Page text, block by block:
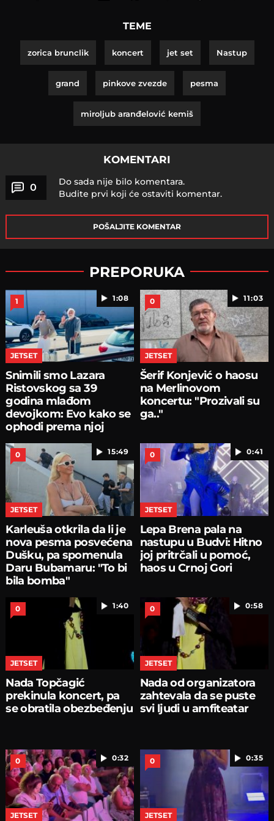
TEME
zorica brunclik koncert jet set Nastup
grand pinkove zvezde pesma
miroljub aranđelović kemiš
KOMENTARI
0
Do sada nije bilo komentara.
Budite prvi koji će ostaviti komentar.
POŠALJITE KOMENTAR
PREPORUKA
1:08
1
JETSET
Snimili smo Lazara
Ristovskog sa 39
godina mlađom
devojkom: Evo kako se
ophodi prema njoj
11:03
0
JETSET
Šerif Konjević o haosu
na Merlinovom
koncertu: "Prozivali su
ga.."
15:49
0
JETSET
Karleuša otkrila da li je
nova pesma posvećena
Dušku, pa spomenula
Daru Bubamaru: "To bi
bila bomba"
0:41
0
JETSET
Lepa Brena pala na
nastupu u Budvi: Hitno
joj pritrčali u pomoć,
haos u Crnoj Gori
1:40
0
JETSET
Nada Topčagić
prekinula koncert, pa
se obratila obezbeđenju
0:58
0
JETSET
Nada od organizatora
zahtevala da se puste
svi ljudi u amfiteatar
0:32
0
JETSET
0:35
0
JETSET